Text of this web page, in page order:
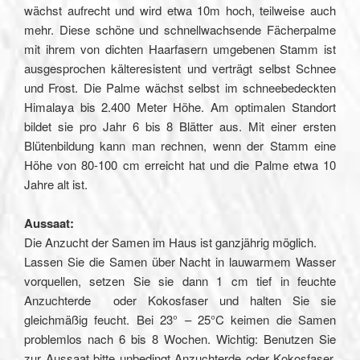
wächst aufrecht und wird etwa 10m hoch, teilweise auch
mehr. Diese schöne und schnellwachsende Fächerpalme
mit ihrem von dichten Haarfasern umgebenen Stamm ist
ausgesprochen kälteresistent und verträgt selbst Schnee
und Frost. Die Palme wächst selbst im schneebedeckten
Himalaya bis 2.400 Meter Höhe. Am optimalen Standort
bildet sie pro Jahr 6 bis 8 Blätter aus. Mit einer ersten
Blütenbildung kann man rechnen, wenn der Stamm eine
Höhe von 80-100 cm erreicht hat und die Palme etwa 10
Jahre alt ist.
Aussaat:
Die Anzucht der Samen im Haus ist ganzjährig möglich.
Lassen Sie die Samen über Nacht in lauwarmem Wasser
vorquellen, setzen Sie sie dann 1 cm tief in feuchte
Anzuchterde oder Kokosfaser und halten Sie sie
gleichmäßig feucht. Bei 23° – 25°C keimen die Samen
problemlos nach 6 bis 8 Wochen. Wichtig: Benutzen Sie